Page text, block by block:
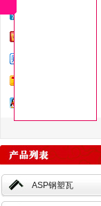
ASP钢塑瓦